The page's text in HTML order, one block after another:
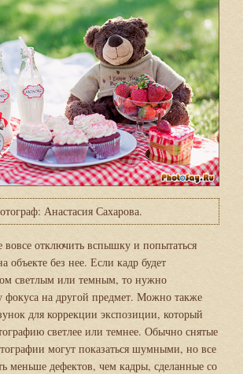
Анастасия Сахарова.
отключить вспышку и попытаться
объекте без нее. Если кадр будет
светлым или темным, то нужно
фокуса на другой предмет. Можно также
для коррекции экспозиции, который
светлее или темнее. Обычно снятые
могут показаться шумными, но все
меньше дефектов, чем кадры, сделанные со